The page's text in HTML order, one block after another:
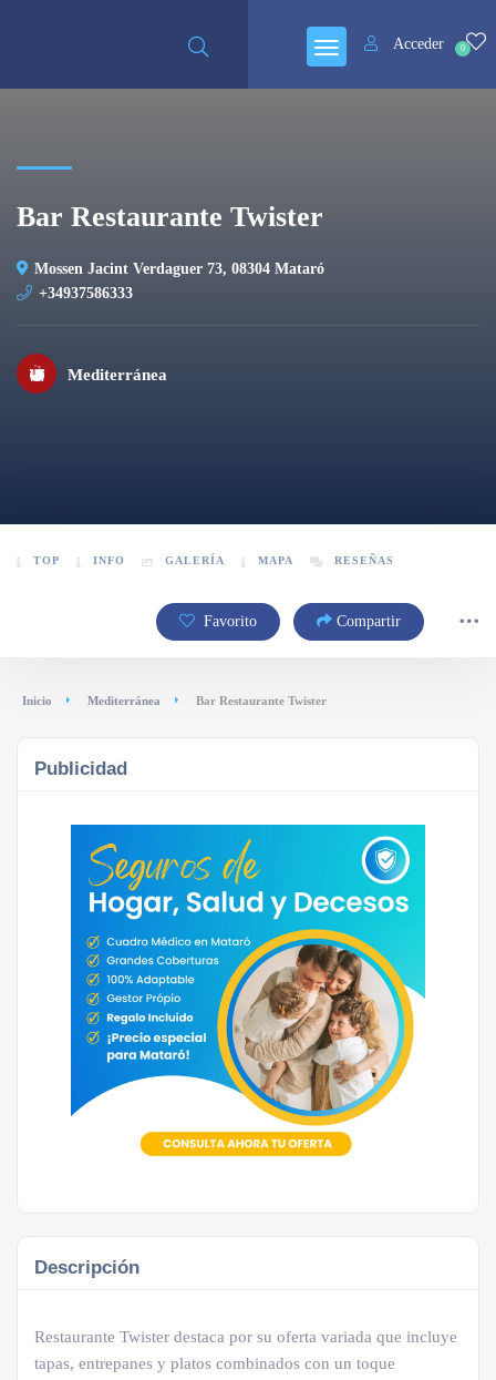
0
Acceder
Bar Restaurante Twister
Mossen Jacint Verdaguer 73, 08304 Mataró
+34937586333
Mediterránea
TOP INFO GALERÍA MAPA RESEÑAS
Favorito Compartir
Inicio Mediterránea Bar Restaurante Twister
Publicidad
Descripción
Restaurante Twister destaca por su oferta variada que incluye
tapas, entrepanes y platos combinados con un toque